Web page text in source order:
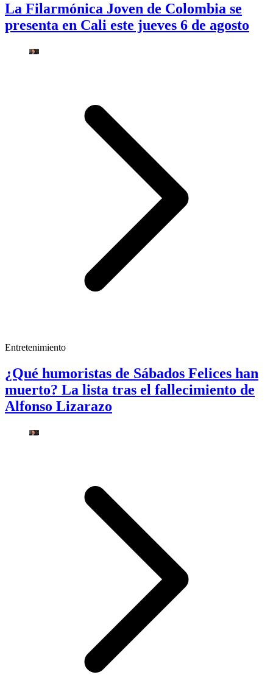
La Filarmónica Joven de Colombia se
presenta en Cali este jueves 6 de agosto
Entretenimiento
¿Qué humoristas de Sábados Felices han
muerto? La lista tras el fallecimiento de
Alfonso Lizarazo